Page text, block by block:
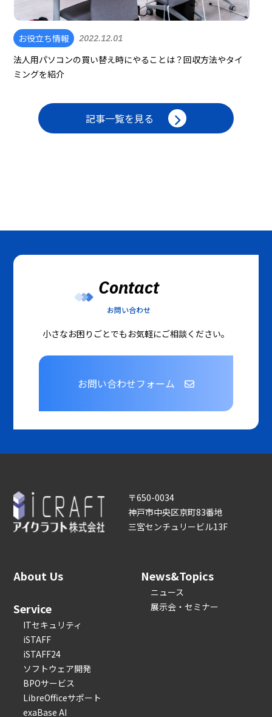
お役立ち情報 2022.12.01
法人用パソコンの買い替え時にやることは？回収方法やタイ
ミングを紹介
記事一覧を見る
Contact
お問い合わせ
小さなお困りごとでもお気軽にご相談ください。
お問い合わせフォーム
〒650-0034
神戸市中央区京町83番地
三宮センチュリービル13F
About Us
Service
ITセキュリティ
iSTAFF
iSTAFF24
ソフトウェア開発
BPOサービス
LibreOfficeサポート
exaBase AI
News&Topics
ニュース
展示会・セミナー